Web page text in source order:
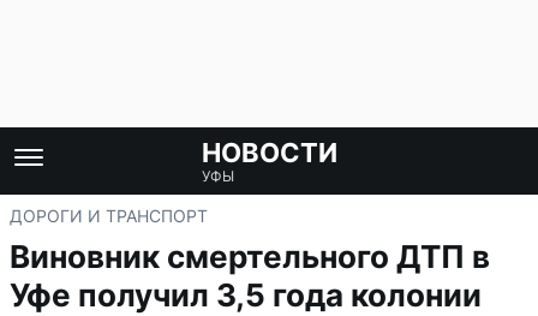
НОВОСТИ
УФЫ
ДОРОГИ И ТРАНСПОРТ
Виновник смертельного ДТП в
Уфе получил 3,5 года колонии